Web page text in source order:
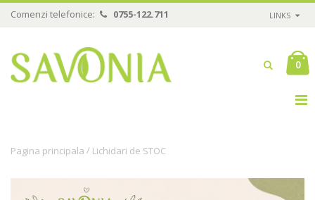
Comenzi telefonice: 0755-122.711 LINKS
0
Pagina principala / Lichidari de STOC